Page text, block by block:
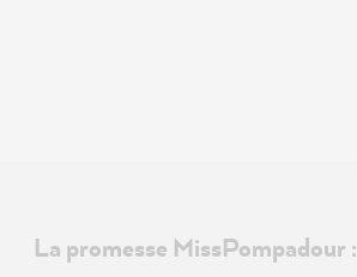
La promesse MissPompadour :